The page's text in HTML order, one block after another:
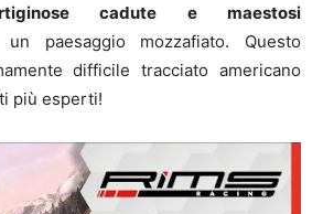
cadute e maestosi
un paesaggio mozzafiato. Questo
difficile tracciato americano
più esperti!